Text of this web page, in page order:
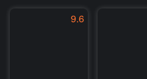
9.6